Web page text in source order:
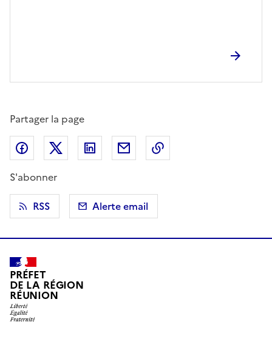
Partager la page
Partager sur Facebook
Partager sur X (anciennement Twitter)
Partager sur LinkedIn
Partager par email
S'abonner
RSS
Alerte email
PRÉFET
DE LA RÉGION
RÉUNION